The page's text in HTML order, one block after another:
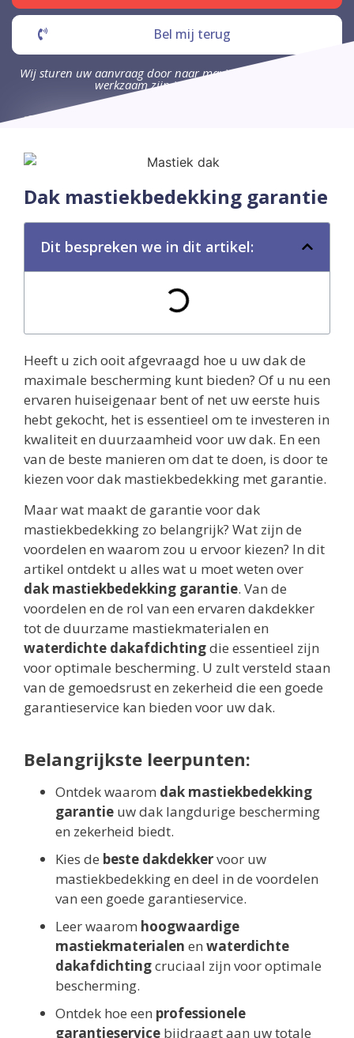
Bel mij terug
Wij sturen uw aanvraag door naar maximaal 4 bedrijven die
werkzaam zijn in uw omgeving.
Dak mastiekbedekking garantie
Dit bespreken we in dit artikel:
Heeft u zich ooit afgevraagd hoe u uw dak de
maximale bescherming kunt bieden? Of u nu een
ervaren huiseigenaar bent of net uw eerste huis
hebt gekocht, het is essentieel om te investeren in
kwaliteit en duurzaamheid voor uw dak. En een
van de beste manieren om dat te doen, is door te
kiezen voor dak mastiekbedekking met garantie.
Maar wat maakt de garantie voor dak
mastiekbedekking zo belangrijk? Wat zijn de
voordelen en waarom zou u ervoor kiezen? In dit
artikel ontdekt u alles wat u moet weten over
dak mastiekbedekking garantie. Van de
voordelen en de rol van een ervaren dakdekker
tot de duurzame mastiekmaterialen en
waterdichte dakafdichtingdie essentieel zijn
voor optimale bescherming. U zult versteld staan
van de gemoedsrust en zekerheid die een goede
garantieservice kan bieden voor uw dak.
Belangrijkste leerpunten:
Ontdek waarom dak mastiekbedekking
garantie uw dak langdurige bescherming
en zekerheid biedt.
Kies de beste dakdekkervoor uw
mastiekbedekking en deel in de voordelen
van een goede garantieservice.
Leer waarom hoogwaardige
mastiekmaterialen en waterdichte
dakafdichtingcruciaal zijn voor optimale
bescherming.
Ontdek hoe een professionele
garantieservice bijdraagt aan uw totale